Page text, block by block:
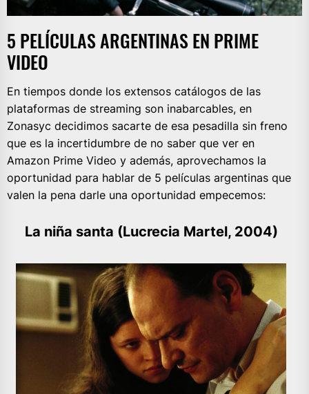
5 PELÍCULAS ARGENTINAS EN PRIME
VIDEO
En tiempos donde los extensos catálogos de las
plataformas de streaming son inabarcables, en
Zonasyc decidimos sacarte de esa pesadilla sin freno
que es la incertidumbre de no saber que ver en
Amazon Prime Video y además, aprovechamos la
oportunidad para hablar de 5 películas argentinas que
valen la pena darle una oportunidad empecemos:
La niña santa (Lucrecia Martel, 2004)